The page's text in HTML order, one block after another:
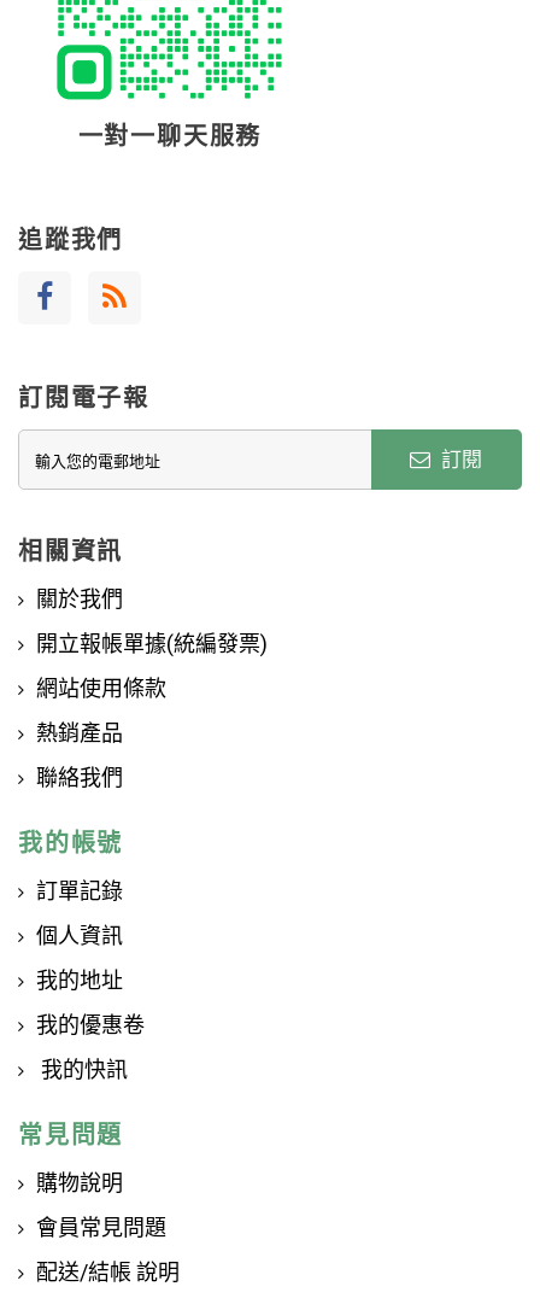
一對一聊天服務
追蹤我們
訂閱電子報
訂閱
相關資訊
關於我們
開立報帳單據(統編發票)
網站使用條款
熱銷產品
聯絡我們
我的帳號
訂單記錄
個人資訊
我的地址
我的優惠卷
我的快訊
常見問題
購物說明
會員常見問題
配送/結帳 說明